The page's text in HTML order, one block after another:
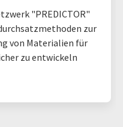
"PREDICTOR"
zur
von Materialien für
zu entwickeln